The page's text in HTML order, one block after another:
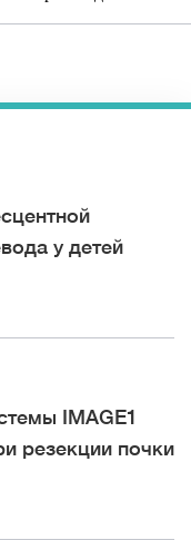
у детей
IMAGE1
резекции почки